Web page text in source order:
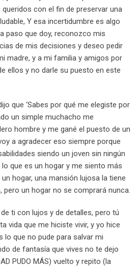
con el fin de preservar una
Y esa incertidumbre es algo
paso que doy, reconozco mis
de mis decisiones y deseo pedir
madre, y a mi familia y amigos por
ellos y no darle su puesto en este
que ‘Sabes por qué me elegiste por
un simple muchacho me
hombre y me gané el puesto de un
a agradecer eso siempre porque
siendo un joven sin ningún
que es un hogar y me siento más
hogar, una mansión lujosa la tiene
pero un hogar no se comprará nunca.
ti con lujos y de detalles, pero tú
vida que me hiciste vivir, y yo hice
lo que no pude para salvar mi
de fantasía que vives no te dejo
PUDO MÁS) vuelto y repito (la